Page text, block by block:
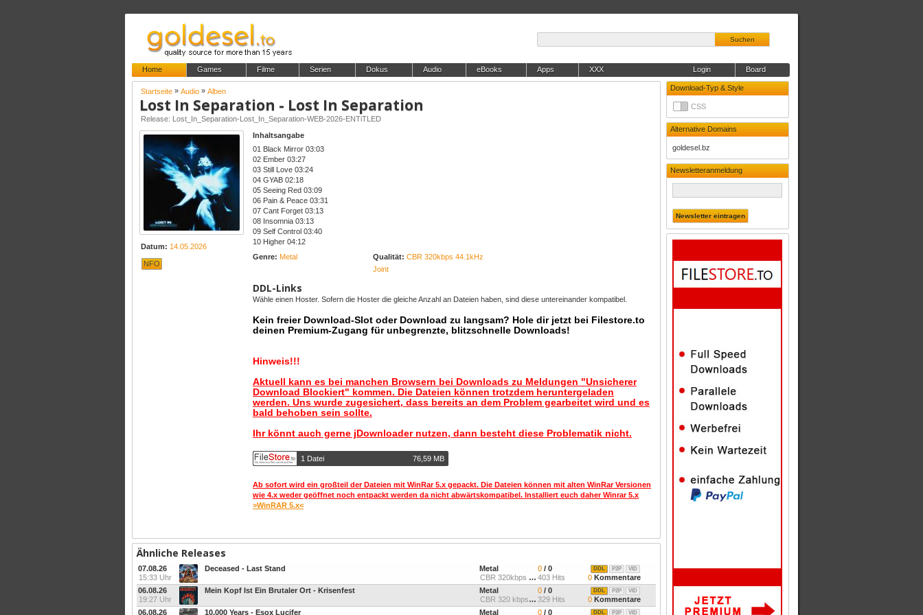
Suchen
Home Games Filme Serien Dokus Audio eBooks Apps XXX Board
Login
Download-Typ & Style
CSS
Alternative Domains
goldesel.bz
Newsletteranmeldung
Startseite » Audio » Alben
Lost In Separation - Lost In Separation
Release: Lost_In_Separation-Lost_In_Separation-WEB-2026-ENTiTLED
Datum: 14.05.2026
NFO
Inhaltsangabe
01 Black Mirror 03:03
02 Ember 03:27
03 Still Love 03:24
04 GYAB 02:18
05 Seeing Red 03:09
06 Pain & Peace 03:31
07 Cant Forget 03:13
08 Insomnia 03:13
09 Self Control 03:40
10 Higher 04:12
Genre: Metal Qualität: CBR 320kbps 44.1kHz
Joint
DDL-Links
Wähle einen Hoster. Sofern die Hoster die gleiche Anzahl an Dateien haben, sind diese untereinander kompatibel.
Kein freier Download-Slot oder Download zu langsam? Hole dir jetzt bei Filestore.to
deinen Premium-Zugang für unbegrenzte, blitzschnelle Downloads!
Hinweis!!!
Aktuell kann es bei manchen Browsern bei Downloads zu Meldungen "Unsicherer
Download Blockiert" kommen. Die Dateien können trotzdem heruntergeladen
werden. Uns wurde zugesichert, dass bereits an dem Problem gearbeitet wird und es
bald behoben sein sollte.
Ihr könnt auch gerne jDownloader nutzen, dann besteht diese Problematik nicht.
1 Datei 76,59 MB
Ab sofort wird ein großteil der Dateien mit WinRar 5.x gepackt. Die Dateien können mit alten WinRar Versionen
wie 4.x weder geöffnet noch entpackt werden da nicht abwärtskompatibel. Installiert euch daher Winrar 5.x
>WinRAR 5.x<
Ähnliche Releases
07.08.26
15:33 Uhr
Deceased - Last Stand
Metal
CBR 320kbps 44.1kHz Joint
0 / 0
403 Hits
VID
P2P
DDL
0 Kommentare
06.08.26
19:27 Uhr
Mein Kopf Ist Ein Brutaler Ort - Krisenfest
Metal
CBR 320 kbps, 44.1khz
0 / 0
329 Hits
VID
P2P
DDL
0 Kommentare
06.08.26
10,000 Years - Esox Lucifer Metal 0 / 0 VID
P2P
DDL